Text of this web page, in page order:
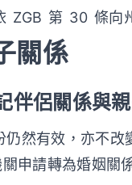
ZGB 第 30 條向
關係
伴侶關係與
仍然有效，亦不
申請轉為婚姻關